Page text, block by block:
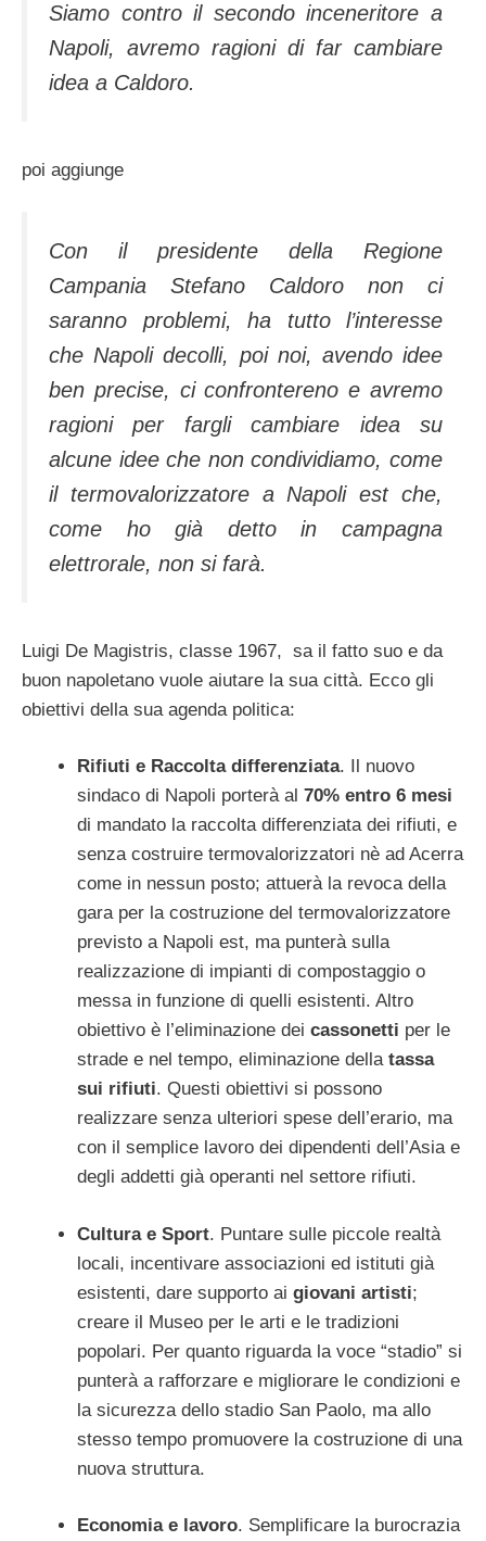
Siamo contro il secondo inceneritore a
Napoli, avremo ragioni di far cambiare
idea a Caldoro.
poi aggiunge
Con il presidente della Regione
Campania Stefano Caldoro non ci
saranno problemi, ha tutto l’interesse
che Napoli decolli, poi noi, avendo idee
ben precise, ci confrontereno e avremo
ragioni per fargli cambiare idea su
alcune idee che non condividiamo, come
il termovalorizzatore a Napoli est che,
come ho già detto in campagna
elettrorale, non si farà.
Luigi De Magistris, classe 1967, sa il fatto suo e da
buon napoletano vuole aiutare la sua città. Ecco gli
obiettivi della sua agenda politica:
Rifiuti e Raccolta differenziata. Il nuovo
sindaco di Napoli porterà al 70% entro 6 mesi
di mandato la raccolta differenziata dei rifiuti, e
senza costruire termovalorizzatori nè ad Acerra
come in nessun posto; attuerà la revoca della
gara per la costruzione del termovalorizzatore
previsto a Napoli est, ma punterà sulla
realizzazione di impianti di compostaggio o
messa in funzione di quelli esistenti. Altro
obiettivo è l’eliminazione dei cassonetti per le
strade e nel tempo, eliminazione della tassa
sui rifiuti. Questi obiettivi si possono
realizzare senza ulteriori spese dell’erario, ma
con il semplice lavoro dei dipendenti dell’Asia e
degli addetti già operanti nel settore rifiuti.
Cultura e Sport. Puntare sulle piccole realtà
locali, incentivare associazioni ed istituti già
esistenti, dare supporto ai giovani artisti;
creare il Museo per le arti e le tradizioni
popolari. Per quanto riguarda la voce “stadio” si
punterà a rafforzare e migliorare le condizioni e
la sicurezza dello stadio San Paolo, ma allo
stesso tempo promuovere la costruzione di una
nuova struttura.
Economia e lavoro. Semplificare la burocrazia